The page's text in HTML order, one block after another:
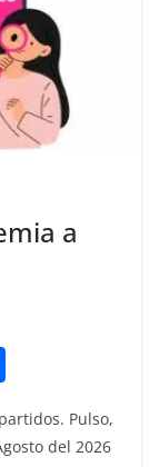
a
m
Pulso,
del 2026